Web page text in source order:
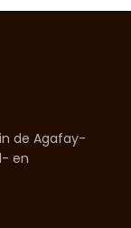
de Agafay-
en